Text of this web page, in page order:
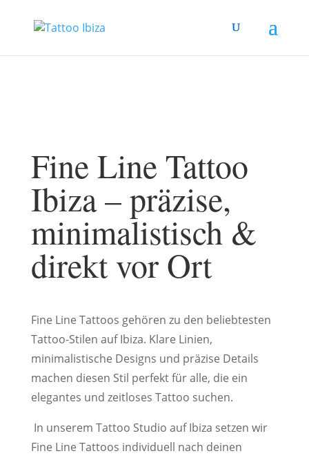
Fine Line Tattoo
Ibiza – präzise,
minimalistisch &
direkt vor Ort
Fine Line Tattoos gehören zu den beliebtesten
Tattoo-Stilen auf Ibiza. Klare Linien,
minimalistische Designs und präzise Details
machen diesen Stil perfekt für alle, die ein
elegantes und zeitloses Tattoo suchen.
In unserem Tattoo Studio auf Ibiza setzen wir
Fine Line Tattoos individuell nach deinen